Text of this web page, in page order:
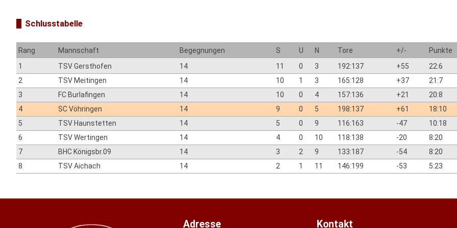
Schlusstabelle
Rang Mannschaft Begegnungen S U N Tore +/-
Punkte
1
TSV Gersthofen 14 11 0 3 192:137 +55
22:6
2
TSV Meitingen 14 10 1 3 165:128 +37
21:7
3
FC Burlafingen 14 10 0 4 157:136 +21
20:8
4
SC Vöhringen 14 9 0 5 198:137 +61
18:10
5
TSV Haunstetten 14 5 0 9 116:163 -47
10:18
6
TSV Wertingen 14 4 0 10 118:138 -20
8:20
7
BHC Königsbr.09 14 3 2 9 133:187 -54
8:20
8
TSV Aichach 14 2 1 11 146:199 -53 5:23
Adresse Kontakt